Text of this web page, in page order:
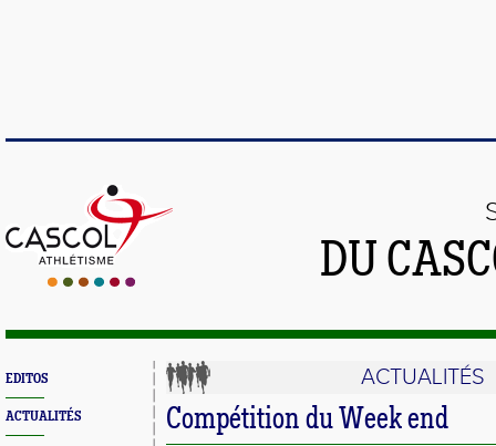
DU
EDITOS
ACTUALITÉS
ACTUALITÉS
Compétition du Week end